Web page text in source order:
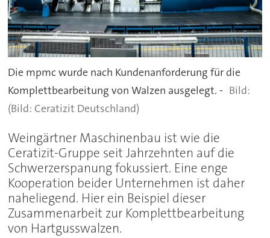
Die mpmc wurde nach Kundenanforderung für die
Komplettbearbeitung von Walzen ausgelegt. -
(Bild: Ceratizit Deutschland)
Weingärtner Maschinenbau ist wie die
Ceratizit-Gruppe seit Jahrzehnten auf die
Schwerzerspanung fokussiert. Eine enge
Kooperation beider Unternehmen ist daher
naheliegend. Hier ein Beispiel dieser
Zusammenarbeit zur Komplettbearbeitung
von Hartgusswalzen.